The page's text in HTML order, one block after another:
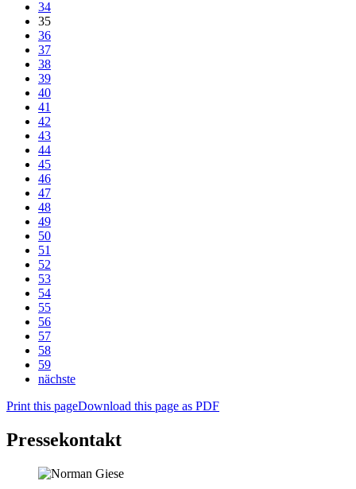
34
35
36
37
38
39
40
41
42
43
44
45
46
47
48
49
50
51
52
53
54
55
56
57
58
59
nächste
Print this pageDownload this page as PDF
Pressekontakt